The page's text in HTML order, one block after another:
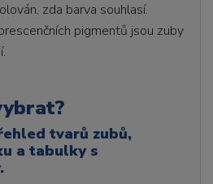
zda barva souhlasí.
pigmentů jsou zuby
tvarů zubů,
a tabulky s